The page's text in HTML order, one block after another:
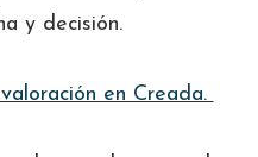
y decisión.
en Creada.